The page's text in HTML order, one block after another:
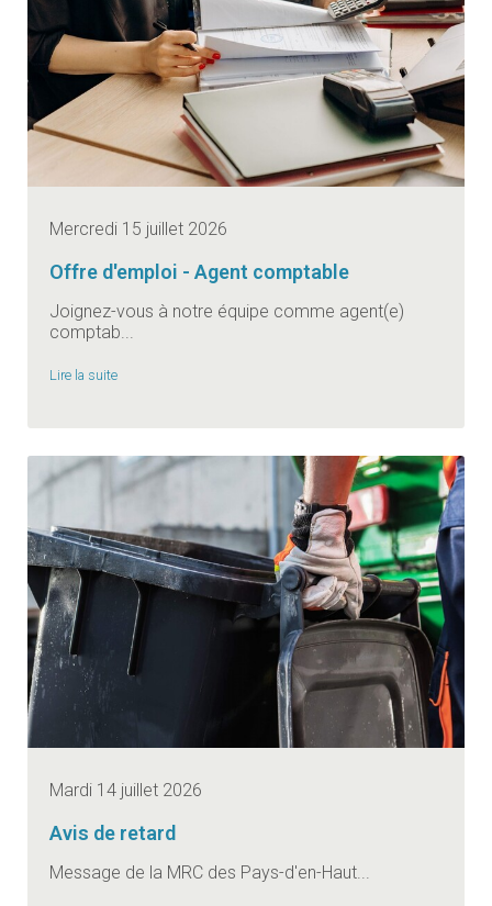
Mercredi 15 juillet 2026
Offre d'emploi - Agent comptable
Joignez-vous à notre équipe comme agent(e)
comptab...
Lire la suite
Mardi 14 juillet 2026
Avis de retard
Message de la MRC des Pays-d'en-Haut...